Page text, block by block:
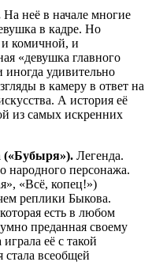
На неё в начале многие
в кадре. Но
и комичной, и
«девушка главного
удивительно
в камеру в ответ на
А история её
из самых искренних
Легенда.
народного персонажа.
«Всё, копец!»)
реплики Быкова.
есть в любом
преданная своему
её с такой
стала всеобщей